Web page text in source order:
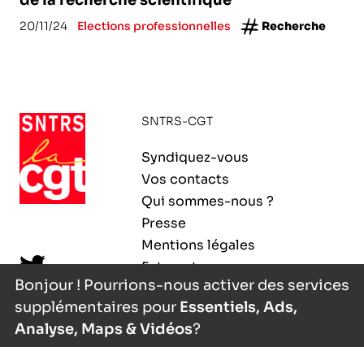
20/11/24 Elections professionnelles Recherche
SNTRS-CGT
Syndiquez-vous
Vos contacts
Qui sommes-nous ?
Presse
Mentions légales
Extranet
Bonjour ! Pourrions-nous activer des services
supplémentaires pour Essentiels, Ads,
Analyse, Maps & Vidéos?